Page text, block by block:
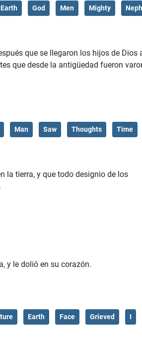
Earth God Men Mighty
que se llegaron los hijos de Dios
que desde la antigüedad fueron
Man Saw Thoughts Time
la tierra, y que todo designio de los
y le dolió en su corazón.
Earth Face Grieved I